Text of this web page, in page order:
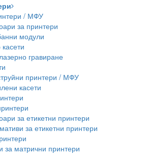
/ МФУ
за принтери
модули
гравиране
принтери / МФУ
касети
за етикетни принтери
за етикетни принтери
за матрични принтери